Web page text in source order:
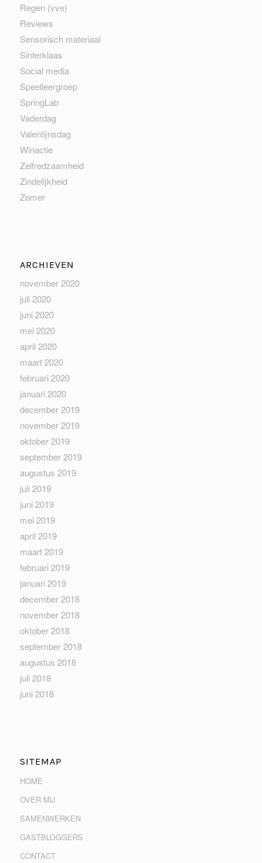
Regen (vve)
Reviews
Sensorisch materiaal
Sinterklaas
Social media
Speelleergroep
SpringLab
Vaderdag
Valentijnsdag
Winactie
Zelfredzaamheid
Zindelijkheid
Zomer
ARCHIEVEN
november 2020
juli 2020
juni 2020
mei 2020
april 2020
maart 2020
februari 2020
januari 2020
december 2019
november 2019
oktober 2019
september 2019
augustus 2019
juli 2019
juni 2019
mei 2019
april 2019
maart 2019
februari 2019
januari 2019
december 2018
november 2018
oktober 2018
september 2018
augustus 2018
juli 2018
juni 2018
SITEMAP
HOME
OVER MIJ
SAMENWERKEN
GASTBLOGGERS
CONTACT